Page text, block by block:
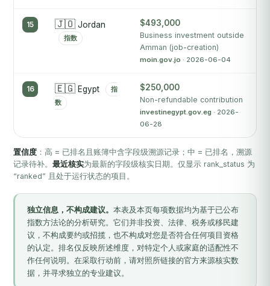
15 🇯🇴 Jordan
指数
$493,000
Business investment outside
Amman (job-creation)
moin.gov.jo · 2026-06-04
16 🇪🇬 Egypt
指
数
$250,000
Non-refundable contribution
investinegypt.gov.eg · 2026-
06-28
置信度 ：高 = 已排名且账簿中含字段级溯源记录；中 = 已排名，溯源
记录待补。 最近核实为最新的字段级核实日期。仅显示 rank_status 为
“ranked” 且处于运行状态的项目。
独立信息，不构成建议。 本表及本页每项数据均为基于已公布
指数方法论的分析研究。它们并非投资、法律、税务或移民建
议，不构成要约或招揽，也不构成对您是否符合任何项目资格
的认定。排名仅反映所述维度，对特定个人或家庭的适配性不
作任何说明。在采取行动前，请对照所链接的官方来源核实数
据，并寻求独立的专业建议。